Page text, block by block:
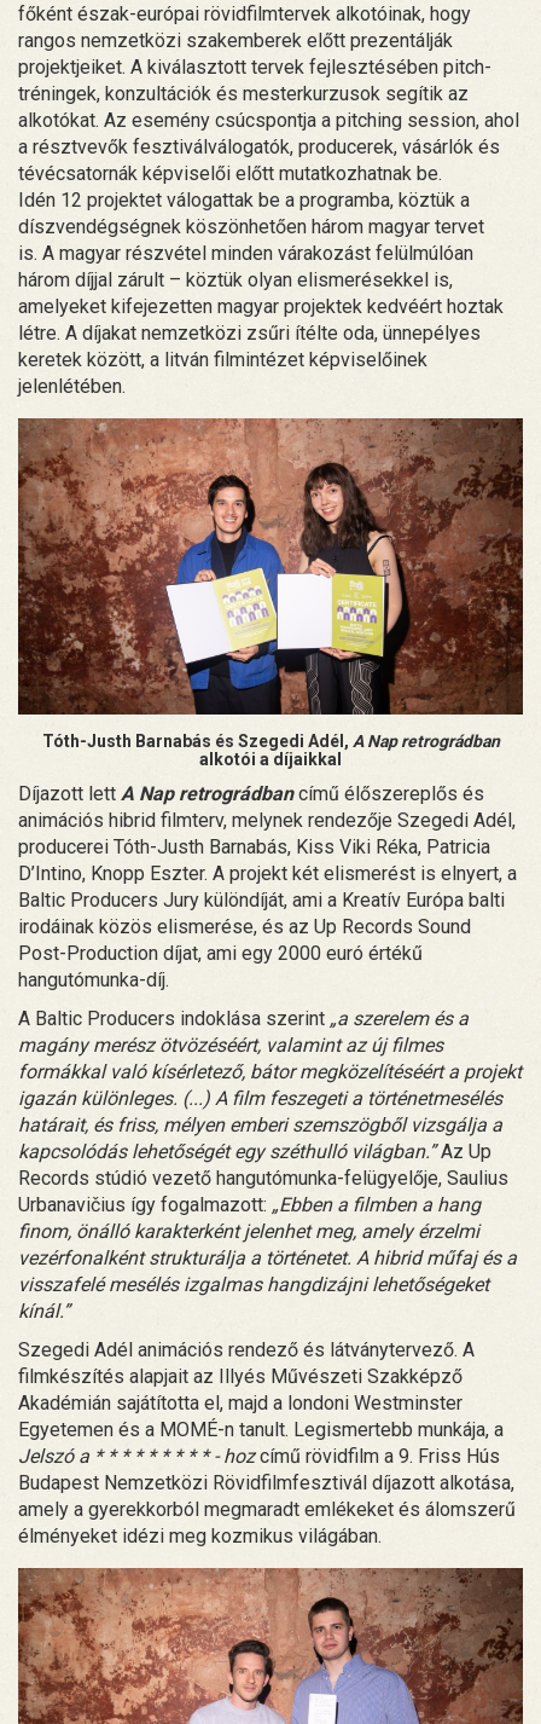
főként észak-európai rövidfilmtervek alkotóinak, hogy
rangos nemzetközi szakemberek előtt prezentálják
projektjeiket. A kiválasztott tervek fejlesztésében pitch-
tréningek, konzultációk és mesterkurzusok segítik az
alkotókat. Az esemény csúcspontja a pitching session, ahol
a résztvevők fesztiválválogatók, producerek, vásárlók és
tévécsatornák képviselői előtt mutatkozhatnak be.
Idén 12 projektet válogattak be a programba, köztük a
díszvendégségnek köszönhetően három magyar tervet
is. A magyar részvétel minden várakozást felülmúlóan
három díjjal zárult – köztük olyan elismerésekkel is,
amelyeket kifejezetten magyar projektek kedvéért hoztak
létre. A díjakat nemzetközi zsűri ítélte oda, ünnepélyes
keretek között, a litván filmintézet képviselőinek
jelenlétében.
Tóth-Justh Barnabás és Szegedi Adél, A Nap retrográdban
alkotói a díjaikkal
Díjazott lett A Nap retrográdbancímű élőszereplős és
animációs hibrid filmterv, melynek rendezője Szegedi Adél,
producerei Tóth-Justh Barnabás, Kiss Viki Réka, Patricia
D’Intino, Knopp Eszter. A projekt két elismerést is elnyert, a
Baltic Producers Jury különdíját, ami a Kreatív Európa balti
irodáinak közös elismerése, és az Up Records Sound
Post-Production díjat, ami egy 2000 euró értékű
hangutómunka-díj.
A Baltic Producers indoklása szerint „a szerelem és a
magány merész ötvözéséért, valamint az új filmes
formákkal való kísérletező, bátor megközelítéséért a projekt
igazán különleges. (...) A film feszegeti a történetmesélés
határait, és friss, mélyen emberi szemszögből vizsgálja a
kapcsolódás lehetőségét egy széthulló világban.”Az Up
Records stúdió vezető hangutómunka-felügyelője, Saulius
Urbanavičius így fogalmazott: „Ebben a filmben a hang
finom, önálló karakterként jelenhet meg, amely érzelmi
vezérfonalként strukturálja a történetet. A hibrid műfaj és a
visszafelé mesélés izgalmas hangdizájni lehetőségeket
kínál.”
Szegedi Adél animációs rendező és látványtervező. A
filmkészítés alapjait az Illyés Művészeti Szakképző
Akadémián sajátította el, majd a londoni Westminster
Egyetemen és a MOMÉ-n tanult. Legismertebb munkája, a
Jelszó a * * * * * * * * * - hozcímű rövidfilm a 9. Friss Hús
Budapest Nemzetközi Rövidfilmfesztivál díjazott alkotása,
amely a gyerekkorból megmaradt emlékeket és álomszerű
élményeket idézi meg kozmikus világában.